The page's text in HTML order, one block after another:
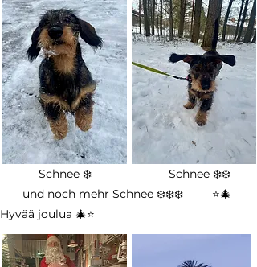
Schnee ❄️ Schnee ❄️❄️
und noch mehr Schnee ❄️❄️❄️ ⭐️🎄 ️
Hyvää joulua ️🎄⭐️